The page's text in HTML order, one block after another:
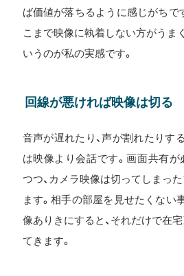
ば価値が落ちるように感じがちで
こまで映像に執着しない方がうま
いうのが私の実感です。
回線が悪ければ映像は切る
音声が遅れたり、声が割れたりす
は映像より会話です。画面共有
つつ、カメラ映像は切ってしまっ
ます。相手の部屋を見せたくない
像ありきにすると、それだけで在
てきます。